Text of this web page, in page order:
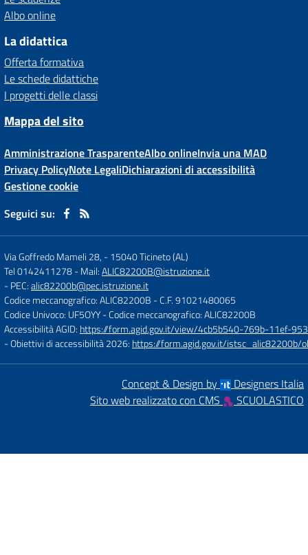
Albo online
La didattica
Offerta formativa
Le schede didattiche
I progetti delle classi
Mappa del sito
Amministrazione TrasparenteAlbo onlineInvia una MAD
Privacy PolicyNote LegaliDichiarazioni di accessibilità
Gestione cookie
Seguici su:
Via Goffredo Mameli 28, -15040 Ticineto (AL)
Tel 0142411278- Mail:ALIC82200B@istruzione.it
- PEC:alic82200b@pec.istruzione.it
Codice meccanografico: ALIC82200B - C.F. 91021480065
Codice Univoco: UF5OYY- Codice meccanografico: ALIC82200B
Accessibilità AGID: https://form.agid.gov.it/view/4cb5b540-769b-11ef-
- Obiettivi di accessibilità 2026: https://form.agid.gov.it/
Concept & Design by
Designers Italia
Sito web realizzato con CMS
SCUOLASTICO